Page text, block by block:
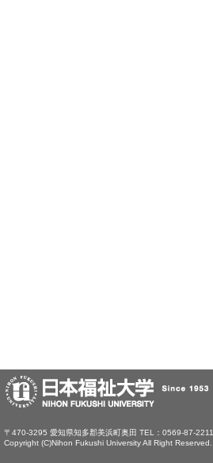
〒470-3295 愛知県知多郡美浜町奥田 TEL：0569-87-2211
Copyright (C)Nihon Fukushi University All Right Reserved.